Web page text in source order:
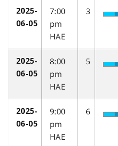
2025-
06-05
7:00
pm
HAE
3
2025-
06-05
8:00
pm
HAE
5
2025-
06-05
9:00
pm
HAE
6